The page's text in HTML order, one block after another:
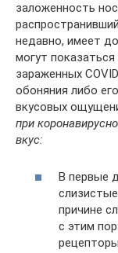
заложенность
недавно, имеет
могут
зараженных
обоняния либо
вкусовых
при
вкус:
В первые
причине
с этим
рецепторы.